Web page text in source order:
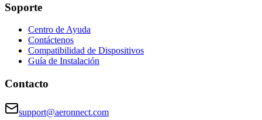
Soporte
Centro de Ayuda
Contáctenos
Compatibilidad de Dispositivos
Guía de Instalación
Contacto
support@aeronnect.com